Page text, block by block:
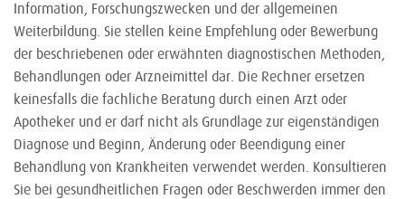
Information, Forschungszwecken und der allgemeinen
Weiterbildung. Sie stellen keine Empfehlung oder Bewerbung
der beschriebenen oder erwähnten diagnostischen Methoden,
Behandlungen oder Arzneimittel dar. Die Rechner ersetzen
keinesfalls die fachliche Beratung durch einen Arzt oder
Apotheker und er darf nicht als Grundlage zur eigenständigen
Diagnose und Beginn, Änderung oder Beendigung einer
Behandlung von Krankheiten verwendet werden. Konsultieren
Sie bei gesundheitlichen Fragen oder Beschwerden immer den